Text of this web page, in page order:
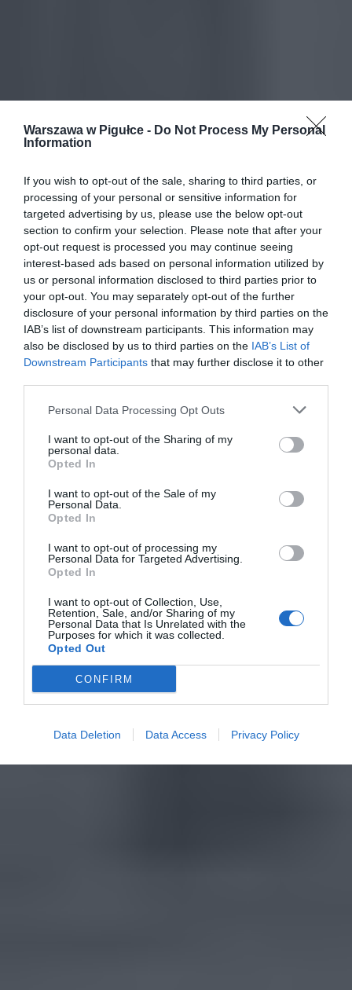
Warszawa w Pigułce - Do Not Process My Personal
Information
If you wish to opt-out of the sale, sharing to third parties, or
processing of your personal or sensitive information for
targeted advertising by us, please use the below opt-out
section to confirm your selection. Please note that after your
opt-out request is processed you may continue seeing
interest-based ads based on personal information utilized by
us or personal information disclosed to third parties prior to
your opt-out. You may separately opt-out of the further
disclosure of your personal information by third parties on the
IAB’s list of downstream participants. This information may
also be disclosed by us to third parties on the IAB’s List of
Downstream Participants that may further disclose it to other
Personal Data Processing Opt Outs
I want to opt-out of the Sharing of my
personal data.
Opted In
I want to opt-out of the Sale of my
Personal Data.
Opted In
I want to opt-out of processing my
Personal Data for Targeted Advertising.
Opted In
I want to opt-out of Collection, Use,
Retention, Sale, and/or Sharing of my
Personal Data that Is Unrelated with the
Purposes for which it was collected.
Opted Out
CONFIRM
Data Deletion Data Access Privacy Policy